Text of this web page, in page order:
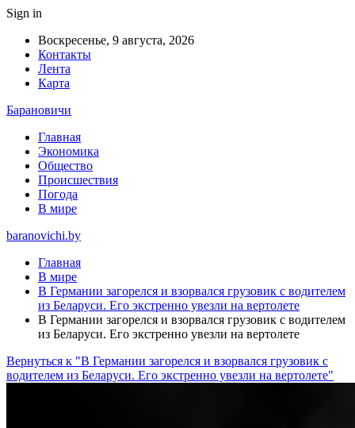
Sign in
Воскресенье, 9 августа, 2026
Контакты
Лента
Карта
Барановичи
Главная
Экономика
Общество
Происшествия
Погода
В мире
baranovichi.by
Главная
В мире
В Германии загорелся и взорвался грузовик с водителем
из Беларуси. Его экстренно увезли на вертолете
В Германии загорелся и взорвался грузовик с водителем
из Беларуси. Его экстренно увезли на вертолете
Вернуться к "В Германии загорелся и взорвался грузовик с
водителем из Беларуси. Его экстренно увезли на вертолете"